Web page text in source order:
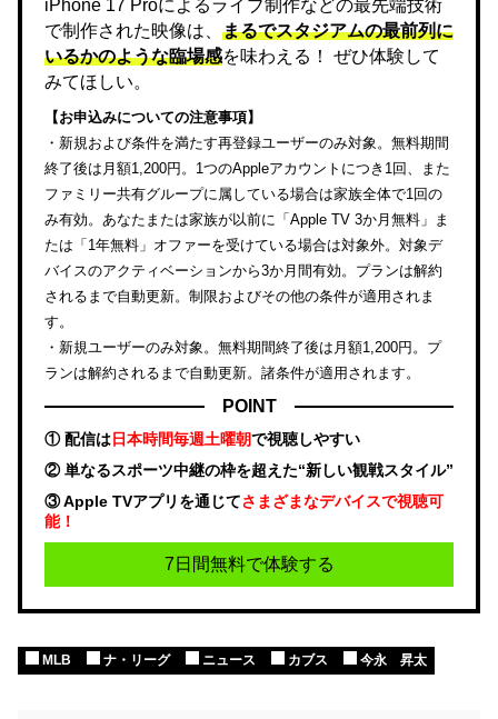
iPhone 17 Proによるライブ制作などの最先端技術
で制作された映像は、 まるでスタジアムの最前列に
いるかのような臨場感を味わえる！ ぜひ体験して
みてほしい。
【お申込みについての注意事項】
・新規および条件を満たす再登録ユーザーのみ対象。無料期間
終了後は月額1,200円。1つのAppleアカウントにつき1回、また
ファミリー共有グループに属している場合は家族全体で1回の
み有効。あなたまたは家族が以前に「Apple TV 3か月無料」ま
たは「1年無料」オファーを受けている場合は対象外。対象デ
バイスのアクティベーションから3か月間有効。プランは解約
されるまで自動更新。制限およびその他の条件が適用されま
す。
・新規ユーザーのみ対象。無料期間終了後は月額1,200円。プ
ランは解約されるまで自動更新。諸条件が適用されます。
POINT
① 配信は日本時間毎週土曜朝で視聴しやすい
② 単なるスポーツ中継の枠を超えた“新しい観戦スタイル”
③ Apple TVアプリを通じてさまざまなデバイスで視聴可
能！
7日間無料で体験する
MLB ナ・リーグ ニュース カブス 今永 昇太